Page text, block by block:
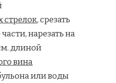
стрелок, срезать
нарезать на
длиной
вина
или воды